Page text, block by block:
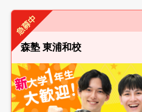
森塾 東浦和校